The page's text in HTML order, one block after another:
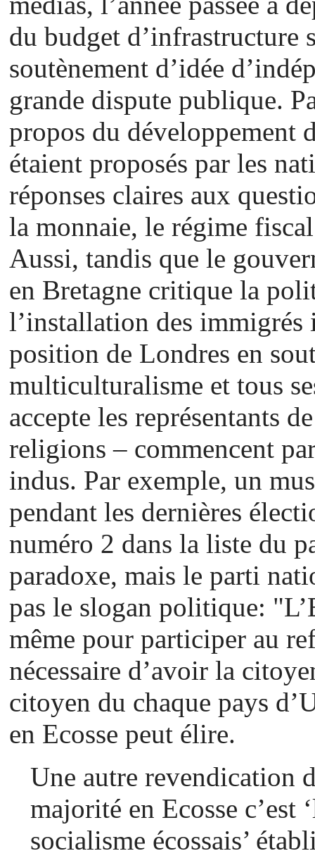
du budget d’infrastructure
soutènement d’idée
grande dispute publique.
propos du développement
étaient proposés par les
réponses claires aux
la monnaie, le régime
Aussi, tandis que le
en Bretagne critique la
l’installation des immigrés
position de Londres en
multiculturalisme et tous
accepte les représentants
religions – commencent
indus. Par exemple, un
pendant les dernières
numéro 2 dans la liste du
paradoxe, mais le parti
pas le slogan politique:
même pour participer au
nécessaire d’avoir la
citoyen du chaque pays
en Ecosse peut élire.
Une autre revendication
majorité en Ecosse c’est
socialisme écossais’